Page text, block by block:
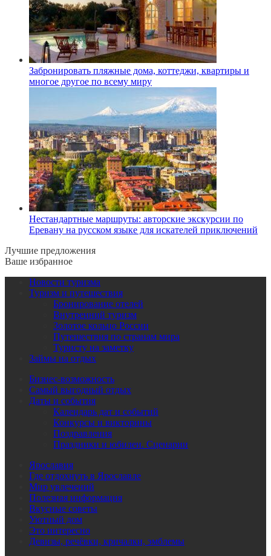
Забронировать пляжные дома, коттеджи, квартиры и
многое другое по всему миру
Нестандартные маршруты: авторские экскурсии по
Еревану на русском языке для искателей приключений
Лучшие предложения
Ваше избранное
Новости туризма
Туризм и путешествия
Бронирование отелей
Внутренний туризм
Золотое кольцо России
Путешествия по странам мира
Туристу на заметку
Займы на отдых
Бизнес-возможность
Самый выгодный отдых
Даты и события
Календарь дат и событий
Конкурсы и викторины
Поздравления
Праздники и юбилеи. Сценарии
Ярославия
Где отдохнуть в Ярославле
Мир увлечений
Полезная информация
Вкусные советы
Уютный дом
Это интересно
Девизы, речёвки, кричалки, эмблемы